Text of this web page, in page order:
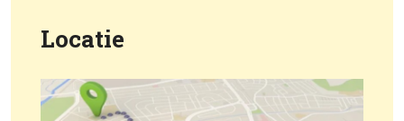
Locatie